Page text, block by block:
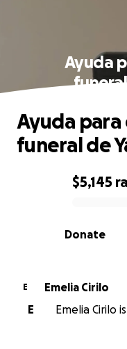
Ayuda
0% complete
$5,145
Donate
Ayuda para
funeral de
E
Emelia Cirilo
E
Emelia Cirilo